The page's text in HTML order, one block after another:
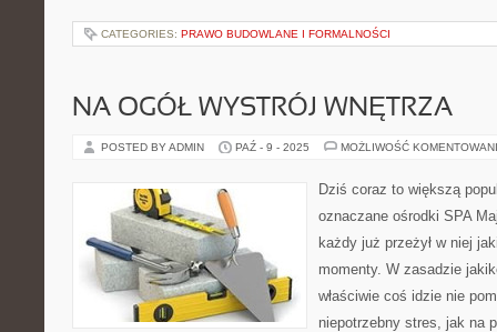
CATEGORIES: PRAWO BUDOWLANE I FORMALNOŚCI
NA OGÓŁ WYSTRÓJ WNĘTRZA
POSTED BY ADMIN PAŹ - 9 - 2025 MOŻLIWOŚĆ
Dziś coraz to większą
oznaczane ośrodki SPA
każdy już przeżył w niej
momenty. W zasadzie
właściwie coś idzie nie
niepotrzebny stres, jak na